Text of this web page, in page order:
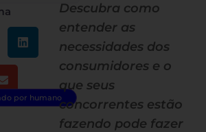
por humano
Descubra como
entender as
necessidades dos
consumidores e o
que seus
concorrentes estão
fazendo pode fazer